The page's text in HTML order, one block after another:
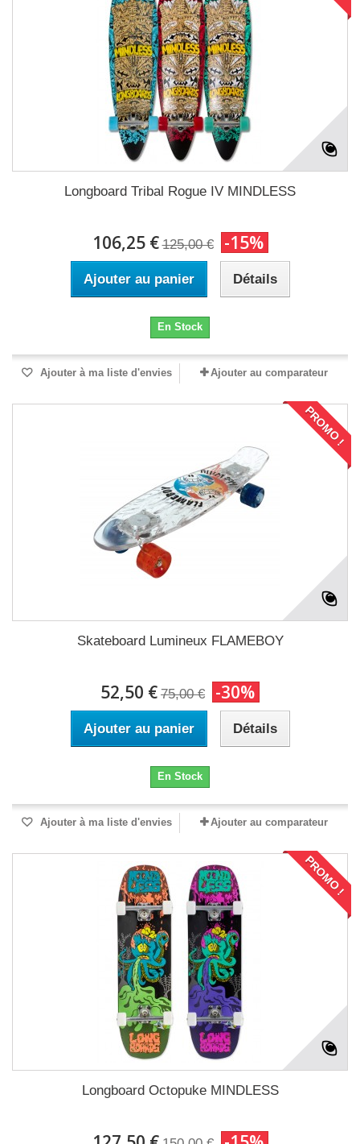
Longboard Tribal Rogue IV MINDLESS
106,25 € 125,00 € -15%
Ajouter au panier Détails
En Stock
Ajouter à ma liste d'envies Ajouter au comparateur
PROMO !
Skateboard Lumineux FLAMEBOY
52,50 € 75,00 € -30%
Ajouter au panier Détails
En Stock
Ajouter à ma liste d'envies Ajouter au comparateur
PROMO !
Longboard Octopuke MINDLESS